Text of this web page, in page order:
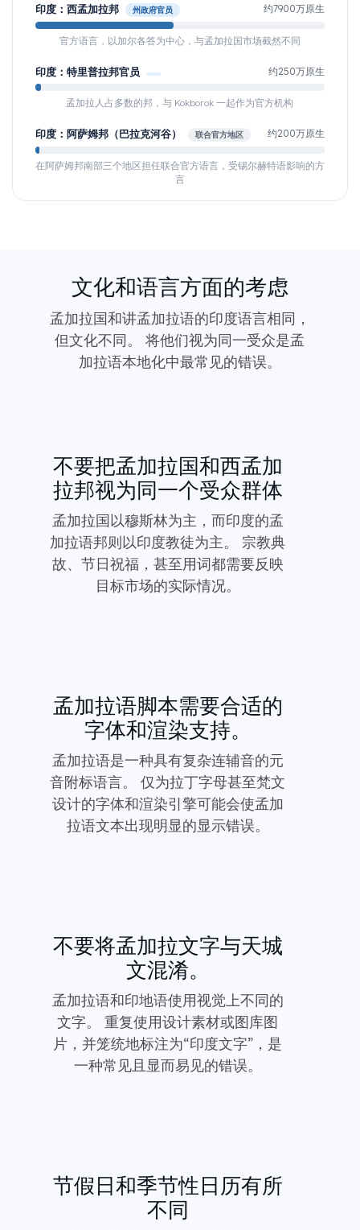
印度：西孟加拉邦 州政府官员 约7900万原生
官方语言，以加尔各答为中心，与孟加拉国市场截然不同
印度：特里普拉邦官员 约250万原生
孟加拉人占多数的邦，与 Kokborok 一起作为官方机构
印度：阿萨姆邦（巴拉克河谷） 联合官方地区 约200万原生
在阿萨姆邦南部三个地区担任联合官方语言，受锡尔赫特语影响的方
言
文化和语言方面的考虑
孟加拉国和讲孟加拉语的印度语言相同，
但文化不同。 将他们视为同一受众是孟
加拉语本地化中最常见的错误。
不要把孟加拉国和西孟加
拉邦视为同一个受众群体
孟加拉国以穆斯林为主，而印度的孟
加拉语邦则以印度教徒为主。 宗教典
故、节日祝福，甚至用词都需要反映
目标市场的实际情况。
孟加拉语脚本需要合适的
字体和渲染支持。
孟加拉语是一种具有复杂连辅音的元
音附标语言。 仅为拉丁字母甚至梵文
设计的字体和渲染引擎可能会使孟加
拉语文本出现明显的显示错误。
不要将孟加拉文字与天城
文混淆。
孟加拉语和印地语使用视觉上不同的
文字。 重复使用设计素材或图库图
片，并笼统地标注为“印度文字”，是
一种常见且显而易见的错误。
节假日和季节性日历有所
不同